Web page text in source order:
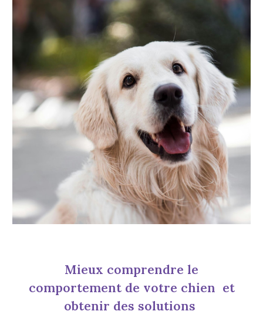
Mieux comprendre le
comportement de votre chien et
obtenir des solutions